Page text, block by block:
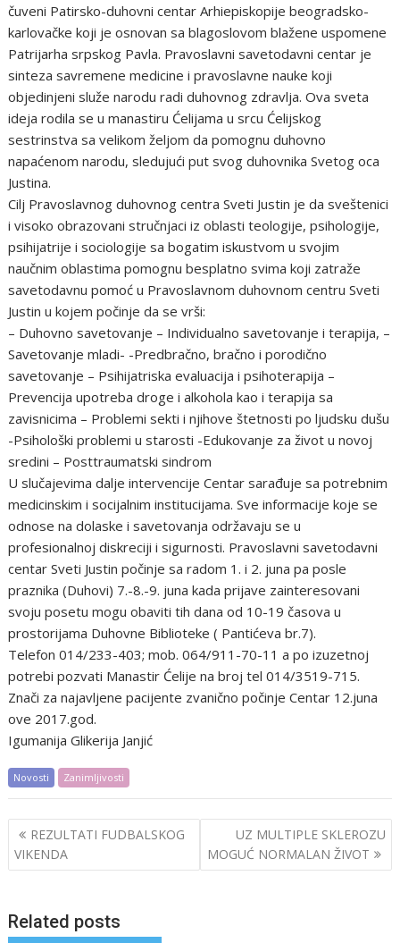
čuveni Patirsko-duhovni centar Arhiepiskopije beogradsko-
karlovačke koji je osnovan sa blagoslovom blažene uspomene
Patrijarha srpskog Pavla. Pravoslavni savetodavni centar je
sinteza savremene medicine i pravoslavne nauke koji
objedinjeni služe narodu radi duhovnog zdravlja. Ova sveta
ideja rodila se u manastiru Ćelijama u srcu Ćelijskog
sestrinstva sa velikom željom da pomognu duhovno
napaćenom narodu, sledujući put svog duhovnika Svetog oca
Justina.
Cilj Pravoslavnog duhovnog centra Sveti Justin je da sveštenici
i visoko obrazovani stručnjaci iz oblasti teologije, psihologije,
psihijatrije i sociologije sa bogatim iskustvom u svojim
naučnim oblastima pomognu besplatno svima koji zatraže
savetodavnu pomoć u Pravoslavnom duhovnom centru Sveti
Justin u kojem počinje da se vrši:
– Duhovno savetovanje – Individualno savetovanje i terapija, –
Savetovanje mladi- -Predbračno, bračno i porodično
savetovanje – Psihijatriska evaluacija i psihoterapija –
Prevencija upotreba droge i alkohola kao i terapija sa
zavisnicima – Problemi sekti i njihove štetnosti po ljudsku dušu
-Psihološki problemi u starosti -Edukovanje za život u novoj
sredini – Posttraumatski sindrom
U slučajevima dalje intervencije Centar sarađuje sa potrebnim
medicinskim i socijalnim institucijama. Sve informacije koje se
odnose na dolaske i savetovanja održavaju se u
profesionalnoj diskreciji i sigurnosti. Pravoslavni savetodavni
centar Sveti Justin počinje sa radom 1. i 2. juna pa posle
praznika (Duhovi) 7.-8.-9. juna kada prijave zainteresovani
svoju posetu mogu obaviti tih dana od 10-19 časova u
prostorijama Duhovne Biblioteke ( Pantićeva br.7).
Telefon 014/233-403; mob. 064/911-70-11 a po izuzetnoj
potrebi pozvati Manastir Ćelije na broj tel 014/3519-715.
Znači za najavljene pacijente zvanično počinje Centar 12.juna
ove 2017.god.
Igumanija Glikerija Janjić
Novosti Zanimljivosti
Post
navigation
REZULTATI FUDBALSKOG
VIKENDA
UZ MULTIPLE SKLEROZU
MOGUĆ NORMALAN ŽIVOT
Related posts